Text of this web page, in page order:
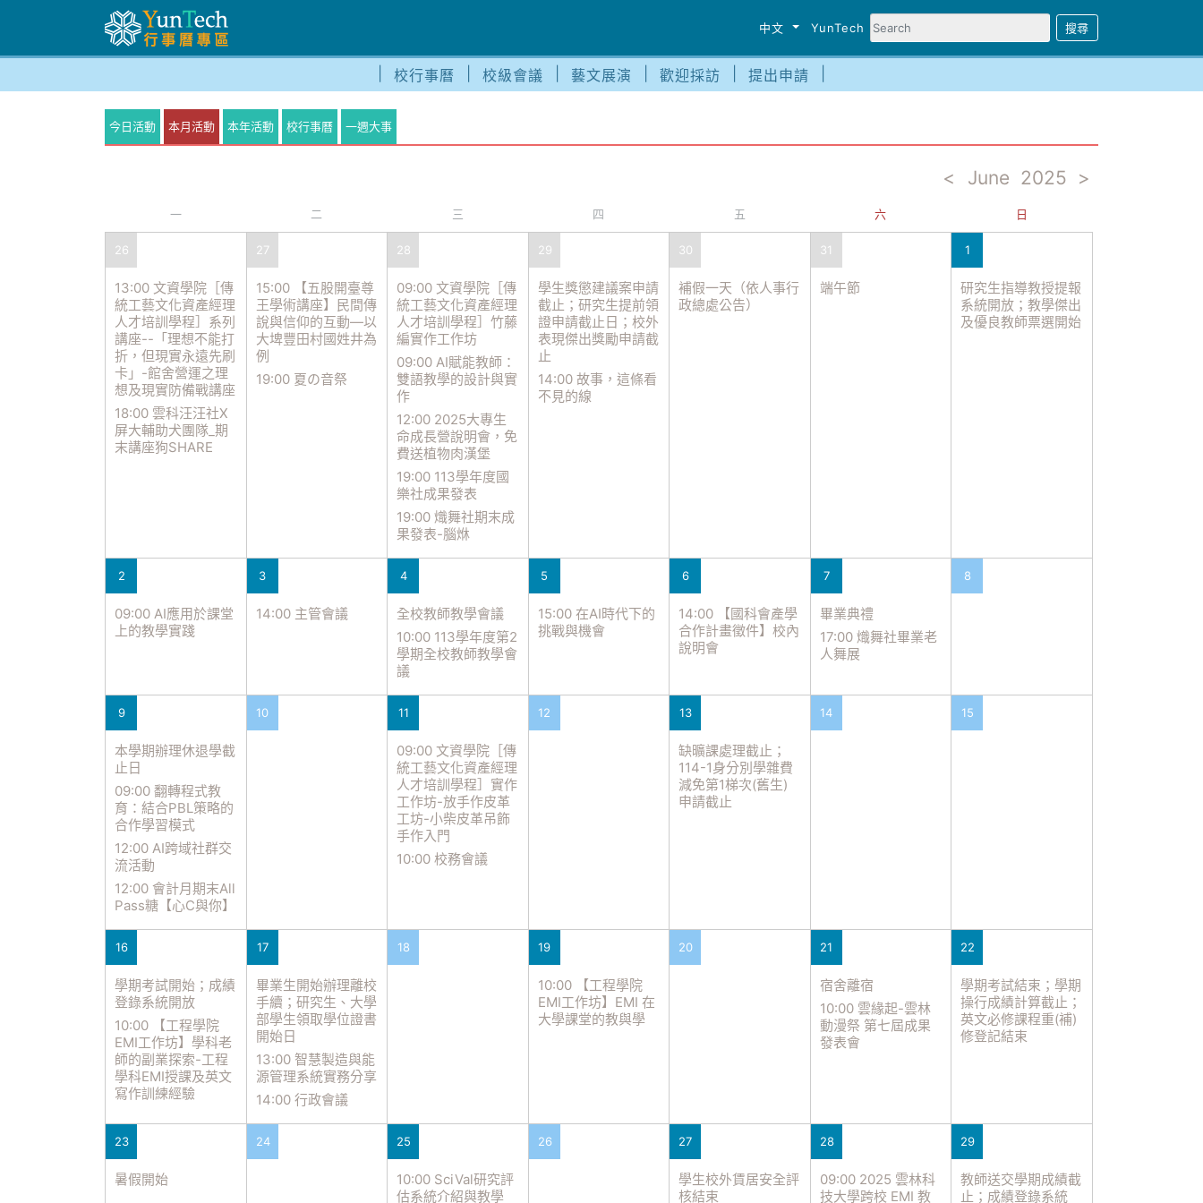
中文 YunTech
校行事曆 校級會議 藝文展演 歡迎採訪 提出申請
今日活動 本月活動 本年活動 校行事曆 一週大事
< June 2025 >
一 二 三 四 五 六 日
26
13:00 文資學院［傳
統工藝文化資產經理
人才培訓學程］系列
講座--「理想不能打
折，但現實永遠先刷
卡」-館舍營運之理
想及現實防備戰講座
18:00 雲科汪汪社X
屏大輔助犬團隊_期
末講座狗SHARE
27
15:00 【五股開臺尊
王學術講座】民間傳
說與信仰的互動—以
大埤豐田村國姓井為
例
19:00 夏の音祭
28
09:00 文資學院［傳
統工藝文化資產經理
人才培訓學程］竹藤
編實作工作坊
09:00 AI賦能教師：
雙語教學的設計與實
作
12:00 2025大專生
命成長營說明會，免
費送植物肉漢堡
19:00 113學年度國
樂社成果發表
19:00 熾舞社期末成
果發表-腦烌
29
學生獎懲建議案申請
截止；研究生提前領
證申請截止日；校外
表現傑出獎勵申請截
止
14:00 故事，這條看
不見的線
30
補假一天（依人事行
政總處公告）
31
端午節
1
研究生指導教授提報
系統開放；教學傑出
及優良教師票選開始
2
09:00 AI應用於課堂
上的教學實踐
3
14:00 主管會議
4
全校教師教學會議
10:00 113學年度第2
學期全校教師教學會
議
5
15:00 在AI時代下的
挑戰與機會
6
14:00 【國科會產學
合作計畫徵件】校內
說明會
7
畢業典禮
17:00 熾舞社畢業老
人舞展
8
9
本學期辦理休退學截
止日
09:00 翻轉程式教
育：結合PBL策略的
合作學習模式
12:00 AI跨域社群交
流活動
12:00 會計月期末All
Pass糖【心C與你】
10 11
09:00 文資學院［傳
統工藝文化資產經理
人才培訓學程］實作
工作坊-放手作皮革
工坊-小柴皮革吊飾
手作入門
10:00 校務會議
12 13
缺曠課處理截止；
114-1身分別學雜費
減免第1梯次(舊生)
申請截止
14 15
16
學期考試開始；成績
登錄系統開放
10:00 【工程學院
EMI工作坊】學科老
師的副業探索-工程
學科EMI授課及英文
寫作訓練經驗
17
畢業生開始辦理離校
手續；研究生、大學
部學生領取學位證書
開始日
13:00 智慧製造與能
源管理系統實務分享
14:00 行政會議
18 19
10:00 【工程學院
EMI工作坊】EMI 在
大學課堂的教與學
20 21
宿舍離宿
10:00 雲緣起-雲林
動漫祭 第七屆成果
發表會
22
學期考試結束；學期
操行成績計算截止；
英文必修課程重(補)
修登記結束
23
暑假開始
24 25
10:00 SciVal研究評
估系統介紹與教學
26 27
學生校外賃居安全評
核結束
28
09:00 2025 雲林科
技大學跨校 EMI 教
29
教師送交學期成績截
止；成績登錄系統